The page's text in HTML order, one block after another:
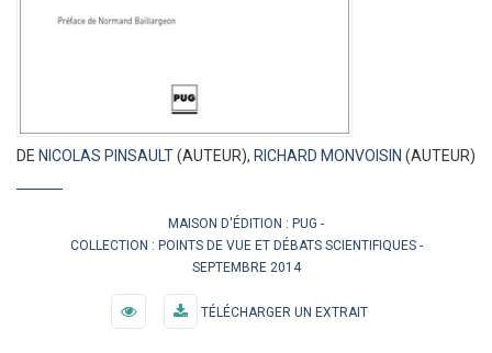
DE NICOLAS PINSAULT(AUTEUR), RICHARD MONVOISIN (AUTEUR)
MAISON D'ÉDITION : PUG
COLLECTION : POINTS DE VUE ET DÉBATS SCIENTIFIQUES
SEPTEMBRE 2014
TÉLÉCHARGER UN EXTRAIT